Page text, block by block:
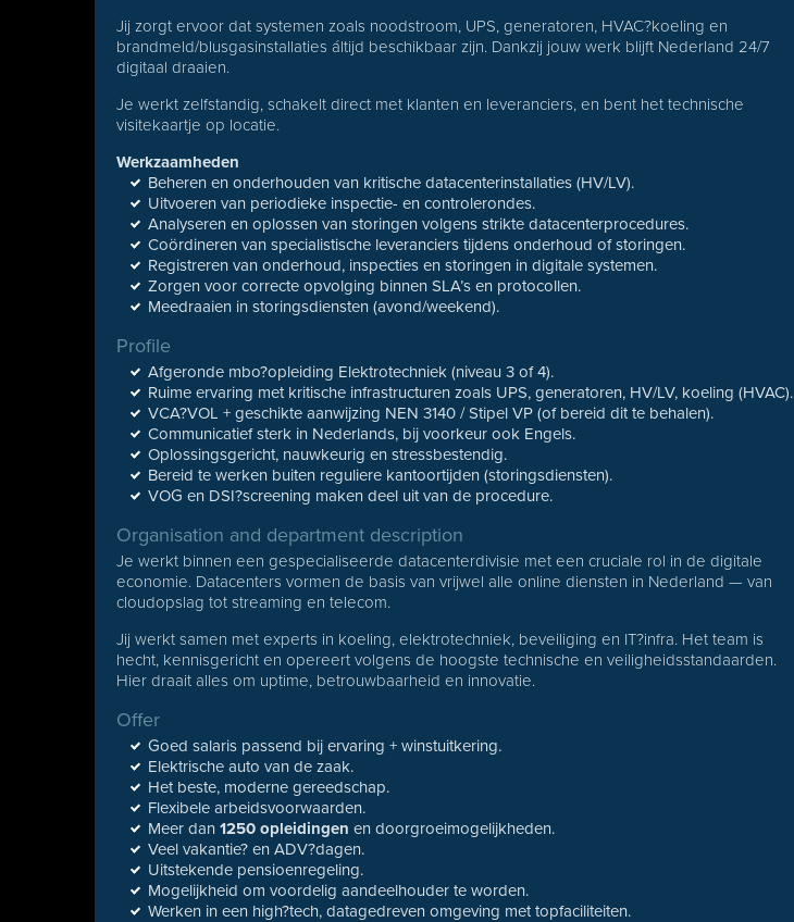
Jij zorgt ervoor dat systemen zoals noodstroom, UPS, generatoren, HVAC?koeling en
brandmeld/blusgasinstallaties áltijd beschikbaar zijn. Dankzij jouw werk blijft Nederland 24/7
digitaal draaien.
Je werkt zelfstandig, schakelt direct met klanten en leveranciers, en bent het technische
visitekaartje op locatie.
Werkzaamheden
Beheren en onderhouden van kritische datacenterinstallaties (HV/LV).
Uitvoeren van periodieke inspectie- en controlerondes.
Analyseren en oplossen van storingen volgens strikte datacenterprocedures.
Coördineren van specialistische leveranciers tijdens onderhoud of storingen.
Registreren van onderhoud, inspecties en storingen in digitale systemen.
Zorgen voor correcte opvolging binnen SLA’s en protocollen.
Meedraaien in storingsdiensten (avond/weekend).
Profile
Afgeronde mbo?opleiding Elektrotechniek (niveau 3 of 4).
Ruime ervaring met kritische infrastructuren zoals UPS, generatoren, HV/LV, koeling (HVAC).
VCA?VOL + geschikte aanwijzing NEN 3140 / Stipel VP (of bereid dit te behalen).
Communicatief sterk in Nederlands, bij voorkeur ook Engels.
Oplossingsgericht, nauwkeurig en stressbestendig.
Bereid te werken buiten reguliere kantoortijden (storingsdiensten).
VOG en DSI?screening maken deel uit van de procedure.
Organisation and department description
Je werkt binnen een gespecialiseerde datacenterdivisie met een cruciale rol in de digitale
economie. Datacenters vormen de basis van vrijwel alle online diensten in Nederland — van
cloudopslag tot streaming en telecom.
Jij werkt samen met experts in koeling, elektrotechniek, beveiliging en IT?infra. Het team is
hecht, kennisgericht en opereert volgens de hoogste technische en veiligheidsstandaarden.
Hier draait alles om uptime, betrouwbaarheid en innovatie.
Offer
Goed salaris passend bij ervaring + winstuitkering.
Elektrische auto van de zaak.
Het beste, moderne gereedschap.
Flexibele arbeidsvoorwaarden.
Meer dan1250 opleidingen en doorgroeimogelijkheden.
Veel vakantie? en ADV?dagen.
Uitstekende pensioenregeling.
Mogelijkheid om voordelig aandeelhouder te worden.
Werken in een high?tech, datagedreven omgeving met topfaciliteiten.